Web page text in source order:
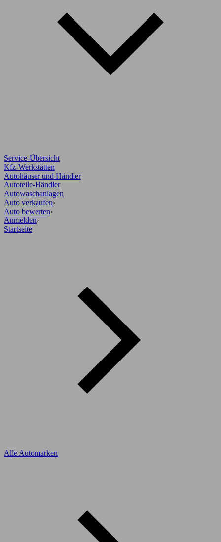
Service-Übersicht
Kfz-Werkstätten
Autohäuser und Händler
Autoteile-Händler
Autowaschanlagen
Auto verkaufen›
Auto bewerten›
Anmelden›
Startseite
Alle Automarken